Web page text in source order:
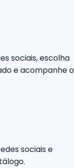
sociais, escolha
e acompanhe o
sociais e